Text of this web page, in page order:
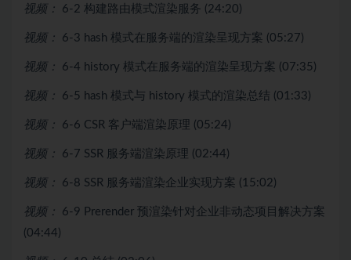
视频： 6-2 构建路由模式渲染服务 (24:20)
视频： 6-3 hash 模式在服务端的渲染呈现方案 (05:27)
视频： 6-4 history 模式在服务端的渲染呈现方案 (07:35)
视频： 6-5 hash 模式与 history 模式的渲染总结 (01:33)
视频： 6-6 CSR 客户端渲染原理 (05:24)
视频： 6-7 SSR 服务端渲染原理 (02:44)
视频： 6-8 SSR 服务端渲染企业实现方案 (15:02)
视频：
6-9 Prerender 预渲染针对企业非动态项目解决方案
(04:44)